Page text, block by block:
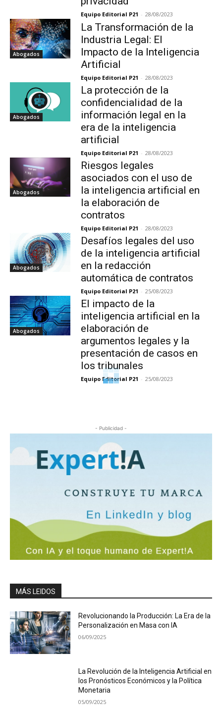
Equipo Editorial P21 - 28/08/2023
Abogados
La Transformación de la
Industria Legal: El
Impacto de la Inteligencia
Artificial
Equipo Editorial P21 - 28/08/2023
Abogados
La protección de la
confidencialidad de la
información legal en la
era de la inteligencia
artificial
Equipo Editorial P21 - 28/08/2023
Abogados
Riesgos legales
asociados con el uso de
la inteligencia artificial en
la elaboración de
contratos
Equipo Editorial P21 - 28/08/2023
Abogados
Desafíos legales del uso
de la inteligencia artificial
en la redacción
automática de contratos
Equipo Editorial P21 - 25/08/2023
Abogados
El impacto de la
inteligencia artificial en la
elaboración de
argumentos legales y la
presentación de casos en
los tribunales
Equipo Editorial P21 - 25/08/2023
- Publicidad -
MÁS LEIDOS
Revolucionando la Producción: La Era de la
Personalización en Masa con IA
06/09/2025
La Revolución de la Inteligencia Artificial en
los Pronósticos Económicos y la Política
Monetaria
05/09/2025